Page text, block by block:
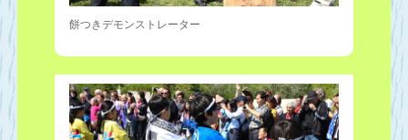
餅つきデモンストレーター